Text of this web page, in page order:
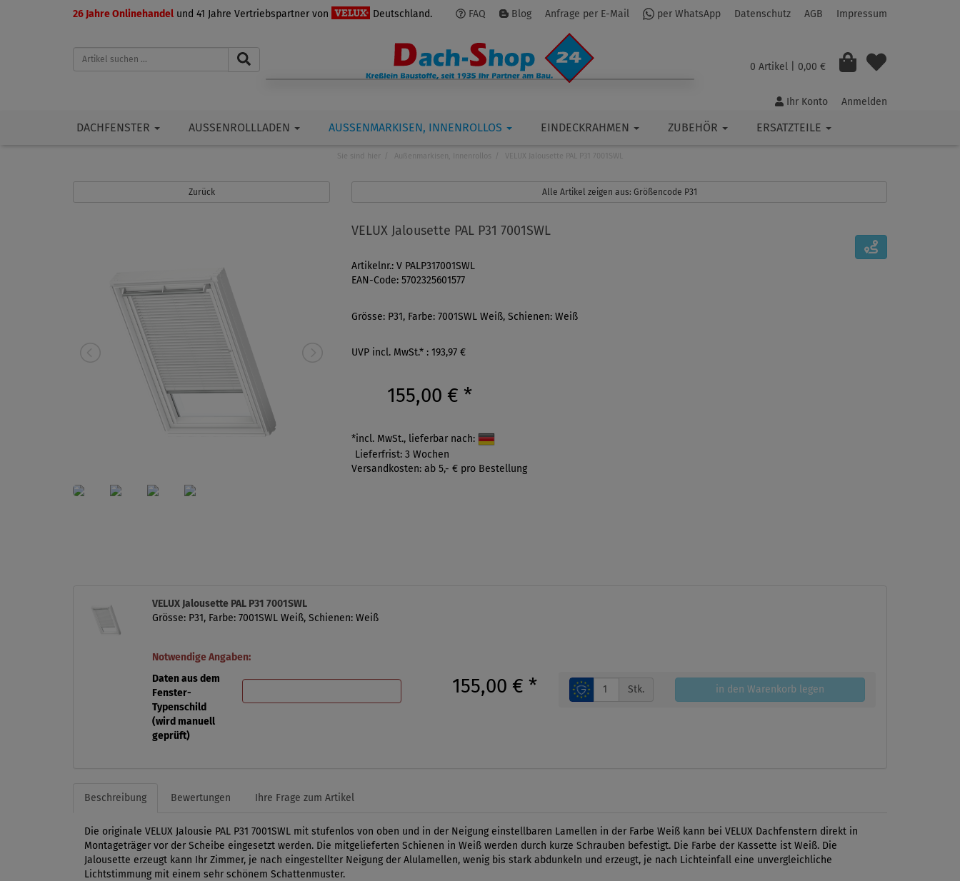
26 Jahre Onlinehandel und 41 Jahre Vertriebspartner von Deutschland. FAQ Blog Anfrage per E-Mail per WhatsApp Datenschutz AGB Impressum
0 Artikel | 0,00 €
Ihr Konto Anmelden
DACHFENSTER AUSSENROLLLADEN AUSSENMARKISEN, INNENROLLOS EINDECKRAHMEN ZUBEHÖR ERSATZTEILE
Sie sind hier Außenmarkisen, Innenrollos VELUX Jalousette PAL P31 7001SWL
Zurück Alle Artikel zeigen aus: Größencode P31
VELUX Jalousette PAL P31 7001SWL
Artikelnr.: V PALP317001SWL
EAN-Code: 5702325601577
Grösse: P31, Farbe: 7001SWL Weiß, Schienen: Weiß
UVP incl. MwSt.* : 193,97 €
155,00 € *
*incl. MwSt., lieferbar nach:
Lieferfrist: 3 Wochen
Versandkosten: ab 5,- € pro Bestellung
VELUX Jalousette PAL P31 7001SWL
Grösse: P31, Farbe: 7001SWL Weiß, Schienen: Weiß
Notwendige Angaben:
Daten aus dem
Fenster-
Typenschild
(wird manuell
geprüft)
155,00 € * Stk. in den Warenkorb legen
Beschreibung Bewertungen Ihre Frage zum Artikel
Die originale VELUX Jalousie PAL P31 7001SWL mit stufenlos von oben und in der Neigung einstellbaren Lamellen in der Farbe Weiß kann bei VELUX Dachfenstern direkt in
Montageträger vor der Scheibe eingesetzt werden. Die mitgelieferten Schienen in Weiß werden durch kurze Schrauben befestigt. Die Farbe der Kassette ist Weiß. Die
Jalousette erzeugt kann Ihr Zimmer, je nach eingestellter Neigung der Alulamellen, wenig bis stark abdunkeln und erzeugt, je nach Lichteinfall eine unvergleichliche
Lichtstimmung mit einem sehr schönem Schattenmuster.